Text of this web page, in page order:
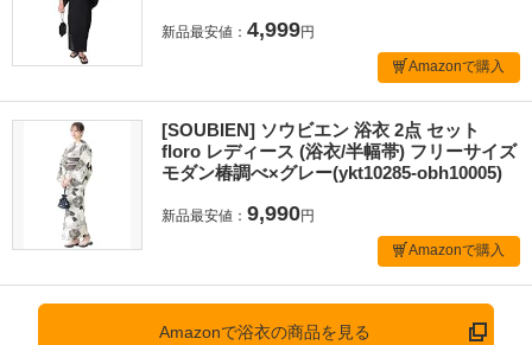
新品最安値： 4,999円
Amazonで購入
[SOUBIEN] ソウビエン 浴衣 2点 セット
floro レディース (浴衣/半幅帯) フリーサイズ
モダン椿調べ×グレー(ykt10285-obh10005)
新品最安値： 9,990円
Amazonで購入
Amazonで浴衣の商品を見る